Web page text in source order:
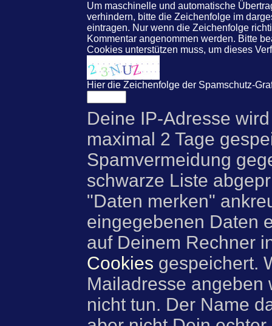
Um maschinelle und automatische
verhindern, bitte die Zeichenfolge im
eintragen. Nur wenn die Zeichenfolge
Kommentar angenommen werden. Bitte
Cookies unterstützen muss, um dieses
Hier die Zeichenfolge der Spamschutz-
Deine IP-Adresse
maximal 2 Tage
Spamvermeidung
schwarze Liste
"Daten merken"
eingegebenen Daten
auf Deinem Rechner
Cookies gespeichert.
Mailadresse angeben
nicht tun. Der Name